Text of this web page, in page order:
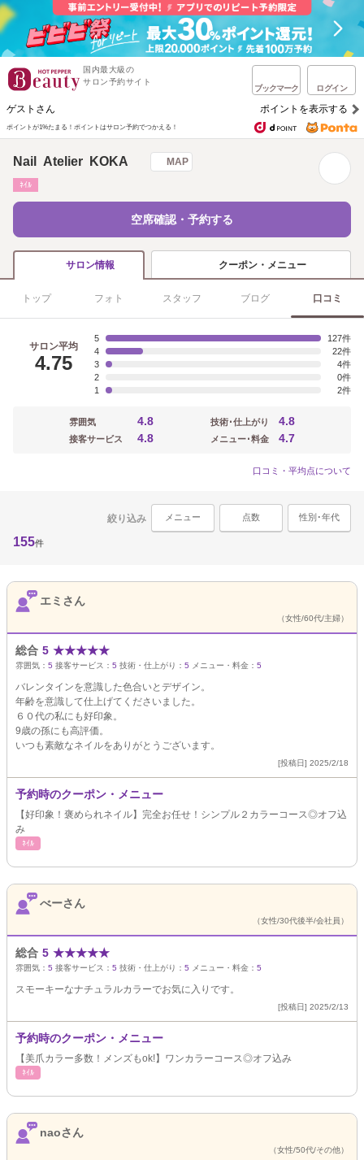
国内最大級の
サロン予約サイト
ブックマーク ログイン
ゲストさん ポイントを表示する
ポイントが1%たまる！ ポイントはサロン予約でつかえる！
Nail Atelier KOKA MAP
ﾈｲﾙ
空席確認・予約する
サロン情報 クーポン・メニュー
トップ フォト スタッフ ブログ 口コミ
サロン平均
4.75
5
127
4
22
3
4
2
0
1
2
雰囲気 4.8
接客サービス 4.8
技術･仕上がり 4.8
メニュー･料金 4.7
口コミ・平均点について
絞り込み メニュー 点数 性別･年代
155件
エミさん
（女性/60代/主婦）
総合 5 ★★★★★
雰囲気： 5 接客サービス： 5 技術・仕上がり： 5 メニュー・料金： 5
バレンタインを意識した色合いとデザイン。
年齢を意識して仕上げてくださいました。
６０代の私にも好印象。
9歳の孫にも高評価。
いつも素敵なネイルをありがとうございます。
[投稿日] 2025/2/18
予約時のクーポン・メニュー
【好印象！褒められネイル】完全お任せ！シンプル２カラーコース◎オフ込
み
ﾈｲﾙ
べーさん
（女性/30代後半/会社員）
総合 5 ★★★★★
雰囲気： 5 接客サービス： 5 技術・仕上がり： 5 メニュー・料金： 5
スモーキーなナチュラルカラーでお気に入りです。
[投稿日] 2025/2/13
予約時のクーポン・メニュー
【美爪カラー多数！メンズもok!】ワンカラーコース◎オフ込み
ﾈｲﾙ
naoさん
（女性/50代/その他）